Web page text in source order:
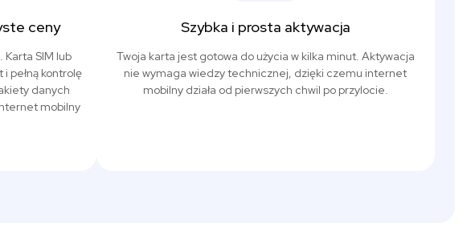
ceny
Karta SIM lub
pełną kontrolę
danych
mobilny
Szybka i prosta aktywacja
Twoja karta jest gotowa do użycia w kilka minut. Aktywacja
nie wymaga wiedzy technicznej, dzięki czemu internet
mobilny działa od pierwszych chwil po przylocie.